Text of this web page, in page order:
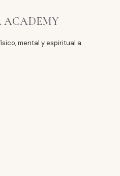
ACADEMY
mental y espiritual a